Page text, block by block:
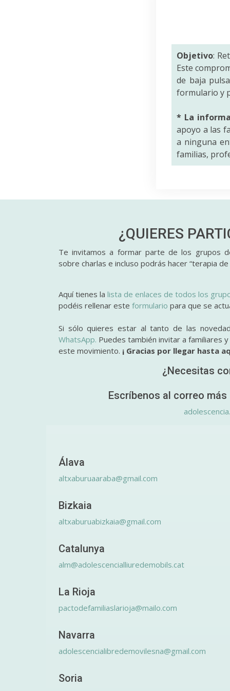
Objetivo:
Este
de baja
formulario y
* La
apoyo a las
a ninguna
familias,
¿QUIERES
Te invitamos a formar parte de los grupos
sobre charlas e incluso podrás hacer “terapia de
Aquí tienes lalista de enlaces de todos los
podéis rellenar este formulario para que se
Si sólo quieres estar al tanto de las
WhatsApp. Puedes también invitar a familiares
este movimiento. ¡ Gracias por llegar hasta
¿Necesitas
Escríbenos al correo
Álava
altxaburuaaraba@gmail.com
Bizkaia
altxaburuabizkaia@gmail.com
Catalunya
alm@adolescencialliuredemobils.cat
La Rioja
pactodefamiliaslarioja@mailo.com
Navarra
adolescencialibredemovilesna@gmail.com
Soria